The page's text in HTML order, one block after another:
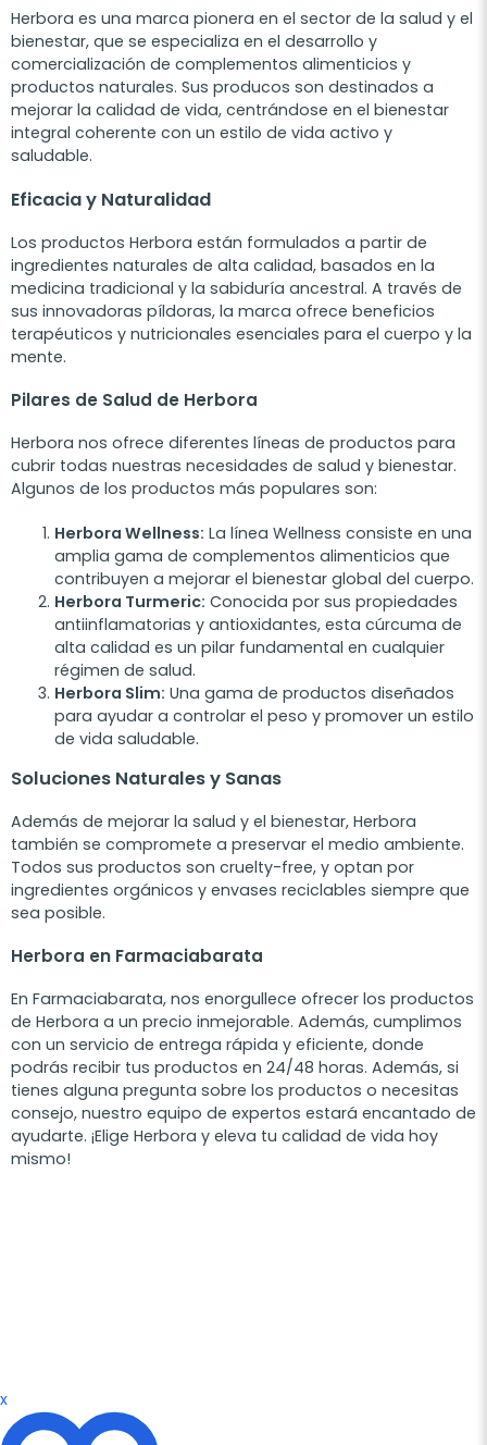
Herbora es una marca pionera en el sector de la salud y el
bienestar, que se especializa en el desarrollo y
comercialización de complementos alimenticios y
productos naturales. Sus producos son destinados a
mejorar la calidad de vida, centrándose en el bienestar
integral coherente con un estilo de vida activo y
saludable.
Eficacia y Naturalidad
Los productos Herbora están formulados a partir de
ingredientes naturales de alta calidad, basados en la
medicina tradicional y la sabiduría ancestral. A través de
sus innovadoras píldoras, la marca ofrece beneficios
terapéuticos y nutricionales esenciales para el cuerpo y la
mente.
Pilares de Salud de Herbora
Herbora nos ofrece diferentes líneas de productos para
cubrir todas nuestras necesidades de salud y bienestar.
Algunos de los productos más populares son:
Herbora Wellness: La línea Wellness consiste en una
amplia gama de complementos alimenticios que
contribuyen a mejorar el bienestar global del cuerpo.
Herbora Turmeric: Conocida por sus propiedades
antiinflamatorias y antioxidantes, esta cúrcuma de
alta calidad es un pilar fundamental en cualquier
régimen de salud.
Herbora Slim: Una gama de productos diseñados
para ayudar a controlar el peso y promover un estilo
de vida saludable.
Soluciones Naturales y Sanas
Además de mejorar la salud y el bienestar, Herbora
también se compromete a preservar el medio ambiente.
Todos sus productos son cruelty-free, y optan por
ingredientes orgánicos y envases reciclables siempre que
sea posible.
Herbora en Farmaciabarata
En Farmaciabarata, nos enorgullece ofrecer los productos
de Herbora a un precio inmejorable. Además, cumplimos
con un servicio de entrega rápida y eficiente, donde
podrás recibir tus productos en 24/48 horas. Además, si
tienes alguna pregunta sobre los productos o necesitas
consejo, nuestro equipo de expertos estará encantado de
ayudarte. ¡Elige Herbora y eleva tu calidad de vida hoy
mismo!
x